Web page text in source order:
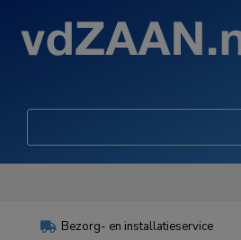
 Bezorg- en installatieservice